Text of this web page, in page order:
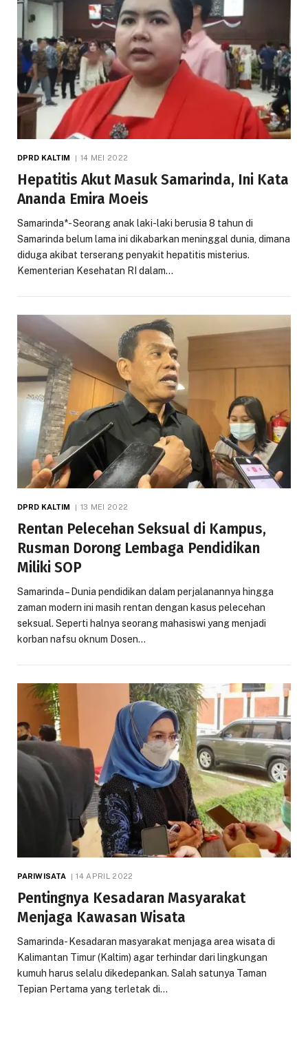
DPRD KALTIM 14 MEI 2022
Hepatitis Akut Masuk Samarinda, Ini Kata
Ananda Emira Moeis
Samarinda*- Seorang anak laki-laki berusia 8 tahun di
Samarinda belum lama ini dikabarkan meninggal dunia, dimana
diduga akibat terserang penyakit hepatitis misterius.
Kementerian Kesehatan RI dalam…
DPRD KALTIM 13 MEI 2022
Rentan Pelecehan Seksual di Kampus,
Rusman Dorong Lembaga Pendidikan
Miliki SOP
Samarinda – Dunia pendidikan dalam perjalanannya hingga
zaman modern ini masih rentan dengan kasus pelecehan
seksual. Seperti halnya seorang mahasiswi yang menjadi
korban nafsu oknum Dosen…
PARIWISATA 14 APRIL 2022
Pentingnya Kesadaran Masyarakat
Menjaga Kawasan Wisata
Samarinda- Kesadaran masyarakat menjaga area wisata di
Kalimantan Timur (Kaltim) agar terhindar dari lingkungan
kumuh harus selalu dikedepankan. Salah satunya Taman
Tepian Pertama yang terletak di…